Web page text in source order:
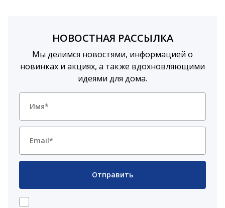
НОВОСТНАЯ РАССЫЛКА
Мы делимся новостями, информацией о
новинках и акциях, а также вдохновляющими
идеями для дома.
Отправить